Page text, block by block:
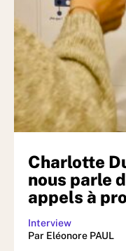
Charlotte
nous parle
appels à
Interview
Par Eléonore PAUL